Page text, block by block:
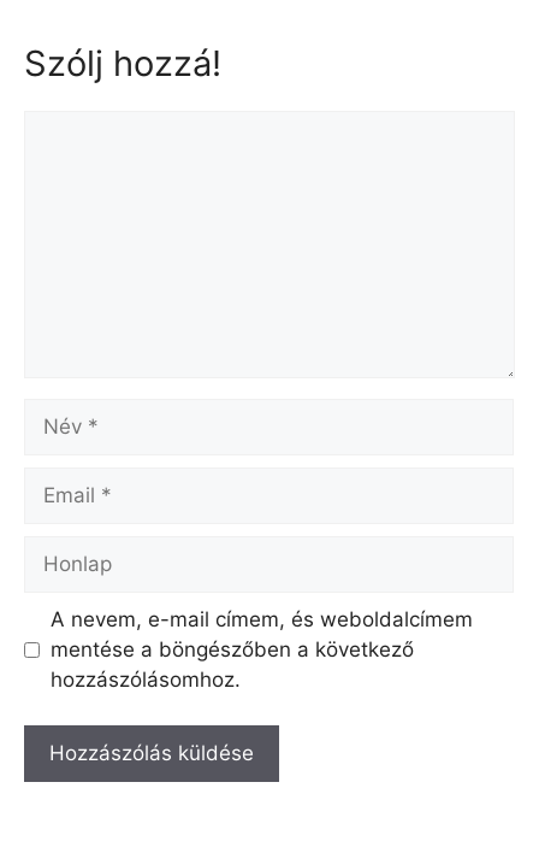
Szólj hozzá!
A nevem, e-mail címem, és weboldalcímem
mentése a böngészőben a következő
hozzászólásomhoz.